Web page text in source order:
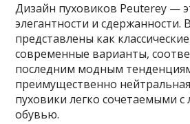
Дизайн пуховиков Peuterey —
элегантности и сдержанности.
представлены как
современные варианты,
последним модным
преимущественно
пуховики легко сочетаемыми
обувью.